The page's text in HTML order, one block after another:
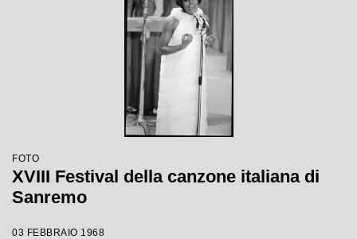
FOTO
XVIII Festival della canzone italiana di
Sanremo
03 FEBBRAIO 1968